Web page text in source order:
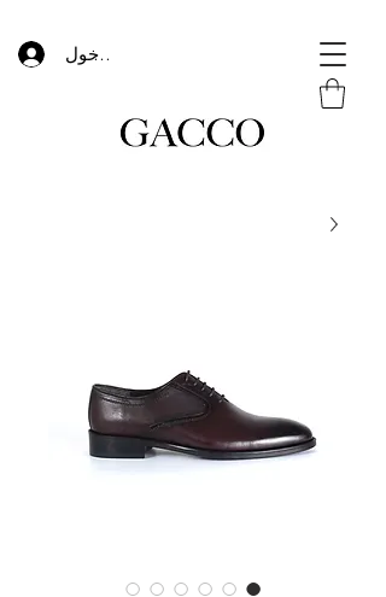
تسجيل الدخول